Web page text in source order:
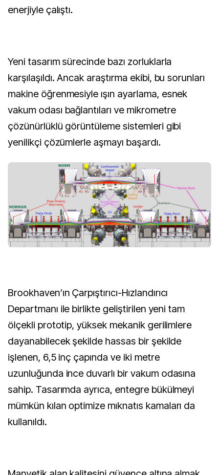
enerjiyle çalıştı.
Yeni tasarım sürecinde bazı zorluklarla
karşılaşıldı. Ancak araştırma ekibi, bu sorunları
makine öğrenmesiyle ışın ayarlama, esnek
vakum odası bağlantıları ve mikrometre
çözünürlüklü görüntüleme sistemleri gibi
yenilikçi çözümlerle aşmayı başardı.
Brookhaven’ın Çarpıştırıcı-Hızlandırıcı
Departmanı ile birlikte geliştirilen yeni tam
ölçekli prototip, yüksek mekanik gerilimlere
dayanabilecek şekilde hassas bir şekilde
işlenen, 6,5 inç çapında ve iki metre
uzunluğunda ince duvarlı bir vakum odasına
sahip. Tasarımda ayrıca, entegre bükülmeyi
mümkün kılan optimize mıknatıs kamaları da
kullanıldı.